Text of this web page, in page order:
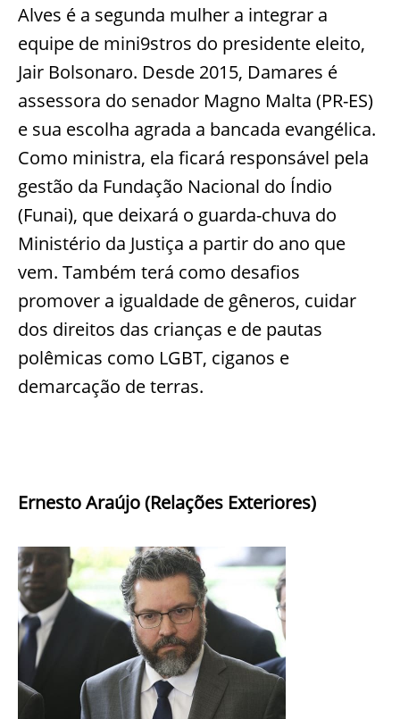
Alves é a segunda mulher a integrar a
equipe de mini9stros do presidente eleito,
Jair Bolsonaro. Desde 2015, Damares é
assessora do senador Magno Malta (PR-ES)
e sua escolha agrada a bancada evangélica.
Como ministra, ela ficará responsável pela
gestão da Fundação Nacional do Índio
(Funai), que deixará o guarda-chuva do
Ministério da Justiça a partir do ano que
vem. Também terá como desafios
promover a igualdade de gêneros, cuidar
dos direitos das crianças e de pautas
polêmicas como LGBT, ciganos e
demarcação de terras.
Ernesto Araújo (Relações Exteriores)